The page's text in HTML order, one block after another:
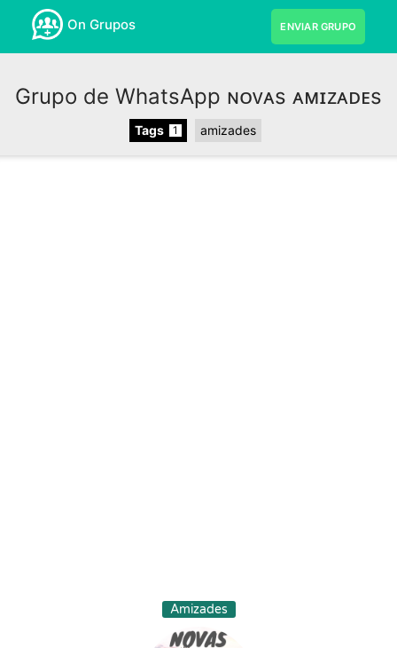
On Grupos ENVIAR GRUPO
Grupo de WhatsApp ɴᴏᴠᴀs ᴀᴍɪᴢᴀᴅᴇs
Tags 1 amizades
Amizades